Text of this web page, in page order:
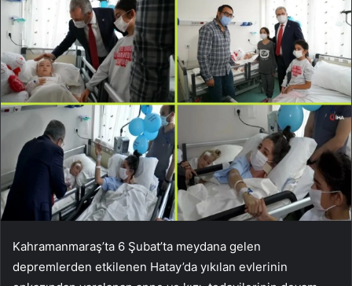
Kahramanmaraş’ta 6 Şubat’ta meydana gelen
depremlerden etkilenen Hatay’da yıkılan evlerinin